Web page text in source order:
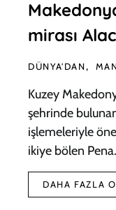
mirası
DÜNYA'DAN
Kuzey
şehrinde
işlemeleriyle
ikiye bölen
DAHA FAZLA